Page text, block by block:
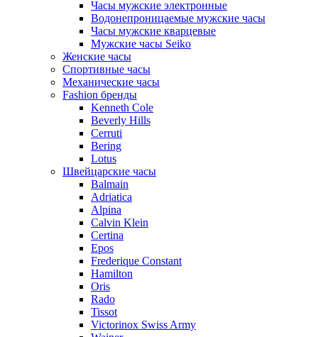
Часы мужские электронные
Водонепроницаемые мужские часы
Часы мужские кварцевые
Мужские часы Seiko
Женские часы
Спортивные часы
Механические часы
Fashion бренды
Kenneth Cole
Beverly Hills
Cerruti
Bering
Lotus
Швейцарские часы
Balmain
Adriatica
Alpina
Calvin Klein
Certina
Epos
Frederique Constant
Hamilton
Oris
Rado
Tissot
Victorinox Swiss Army